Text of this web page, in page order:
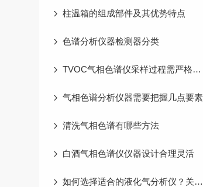
柱温箱的组成部件及其优势特点
色谱分析仪器检测器分类
TVOC气相色谱仪采样过程需严格遵循以下要求
气相色谱分析仪器需要把握几点要素
清洗气相色谱有哪些方法
白酒气相色谱仪仪器设计合理灵活
如何选择适合的液化气分析仪？关键参数与选购指南